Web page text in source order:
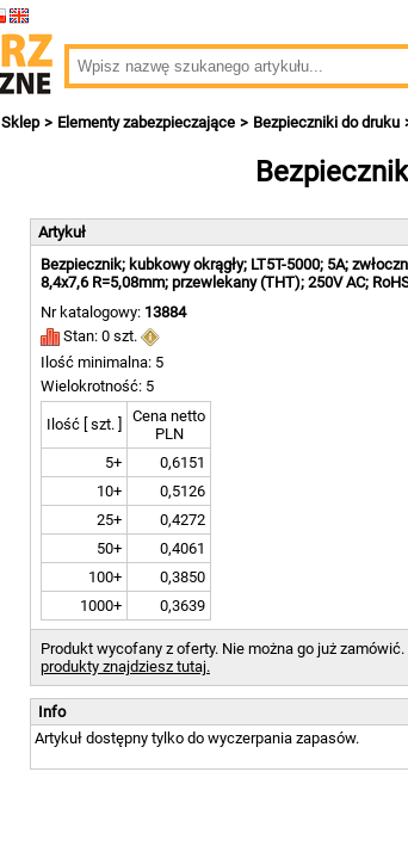
Sklep Elementy zabezpieczające Bezpieczniki do druku
Artykuł
Bezpiecznik; kubkowy okrągły; LT5T-5000; 5A;
8,4x7,6 R=5,08mm; przewlekany (THT); 250V AC;
Nr katalogowy: 13884
Stan: 0 szt.
Ilość minimalna: 5
Wielokrotność: 5
Ilość [ szt. ]
Cena netto
PLN
5+
0,6151
10+
0,5126
25+
0,4272
50+
0,4061
100+
0,3850
1000+
0,3639
Produkt wycofany z oferty. Nie można go już zamówić.
produkty znajdziesz tutaj.
Info
Artykuł dostępny tylko do wyczerpania zapasów.